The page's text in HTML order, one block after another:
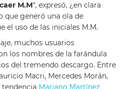
M.M“, expresó, ¿en clara
que generó una ola de
el uso de las iniciales M.M.
muchos usuarios
los nombres de la farándula
del tremendo descargo. Entre
Macri, Mercedes Morán,
tendencia Mariano Martínez